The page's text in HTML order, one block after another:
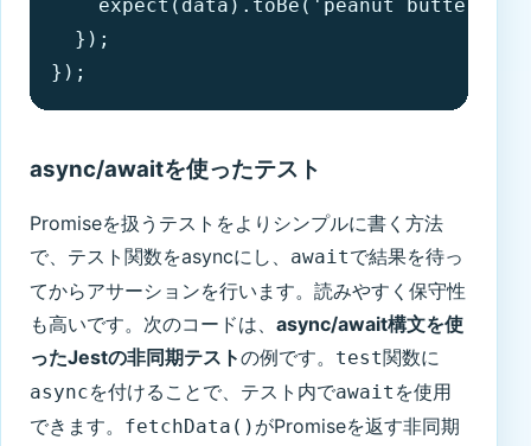
    expect(data).toBe('peanut butter');
  });
});
async/awaitを使ったテスト
Promiseを扱うテストをよりシンプルに書く方法
で、テスト関数をasyncにし、 awaitで結果を待っ
てからアサーションを行います。読みやすく保守性
も高いです。次のコードは、 async/await構文を使
ったJestの非同期テストの例です。 test関数に
asyncを付けることで、テスト内でawait を使用
できます。 fetchData() がPromiseを返す非同期